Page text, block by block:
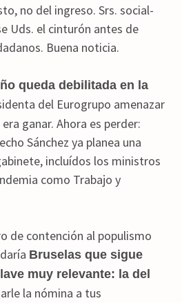
no del ingreso. Srs. social-
Uds. el cinturón antes de
Buena noticia.
queda debilitada en la
del Eurogrupo amenazar
ganar. Ahora es perder:
Sánchez ya planea una
incluídos los ministros
como Trabajo y
de contención al populismo
Bruselas que sigue
muy relevante: la del
la nómina a tus